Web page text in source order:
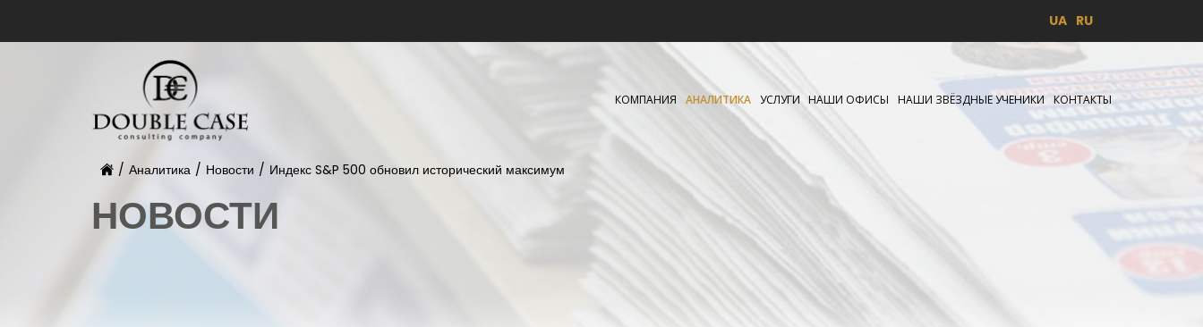
UA RU
КОМПАНИЯ АНАЛИТИКА УСЛУГИ НАШИ ОФИСЫ НАШИ ЗВЁЗДНЫЕ УЧЕНИКИ КОНТАКТЫ
/ Аналитика / Новости / Индекс S&P 500 обновил исторический максимум
НОВОСТИ